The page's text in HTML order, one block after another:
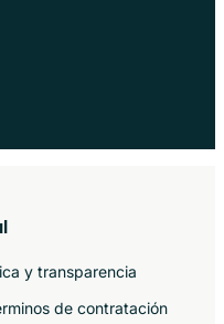
y transparencia
de contratación